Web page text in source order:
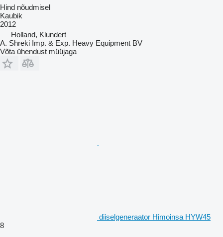
Hind nõudmisel
Kaubik
2012
Holland, Klundert
A. Shreki Imp. & Exp. Heavy Equipment BV
Võta ühendust müüjaga
diiselgeneraator Himoinsa HYW45
8